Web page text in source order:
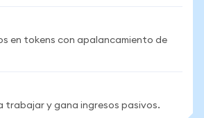
en tokens con apalancamiento de
trabajar y gana ingresos pasivos.